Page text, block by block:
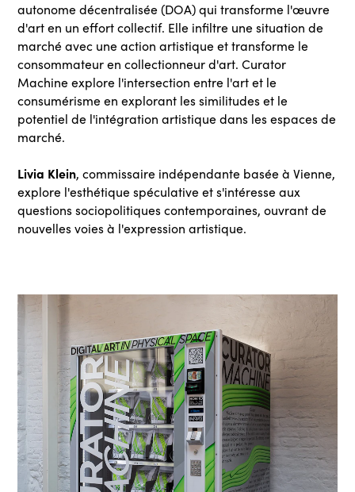
autonome décentralisée (DOA) qui transforme l'œuvre
d'art en un effort collectif. Elle infiltre une situation de
marché avec une action artistique et transforme le
consommateur en collectionneur d'art. Curator
Machine explore l'intersection entre l'art et le
consumérisme en explorant les similitudes et le
potentiel de l'intégration artistique dans les espaces de
marché.
Livia Klein, commissaire indépendante basée à Vienne,
explore l'esthétique spéculative et s'intéresse aux
questions sociopolitiques contemporaines, ouvrant de
nouvelles voies à l'expression artistique.